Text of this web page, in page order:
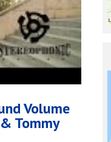
Volume
Tommy